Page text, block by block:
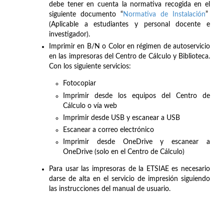
debe tener en cuenta la normativa recogida en el
siguiente documento “Normativa de Instalación”
(Aplicable a estudiantes y personal docente e
investigador).
Imprimir en B/N o Color en régimen de autoservicio
en las impresoras del Centro de Cálculo y Biblioteca.
Con los siguiente servicios:
Fotocopiar
Imprimir desde los equipos del Centro de
Cálculo o vía web
Imprimir desde USB y escanear a USB
Escanear a correo electrónico
Imprimir desde OneDrive y escanear a
OneDrive (solo en el Centro de Cálculo)
Para usar las impresoras de la ETSIAE es necesario
darse de alta en el servicio de impresión siguiendo
las instrucciones del manual de usuario.